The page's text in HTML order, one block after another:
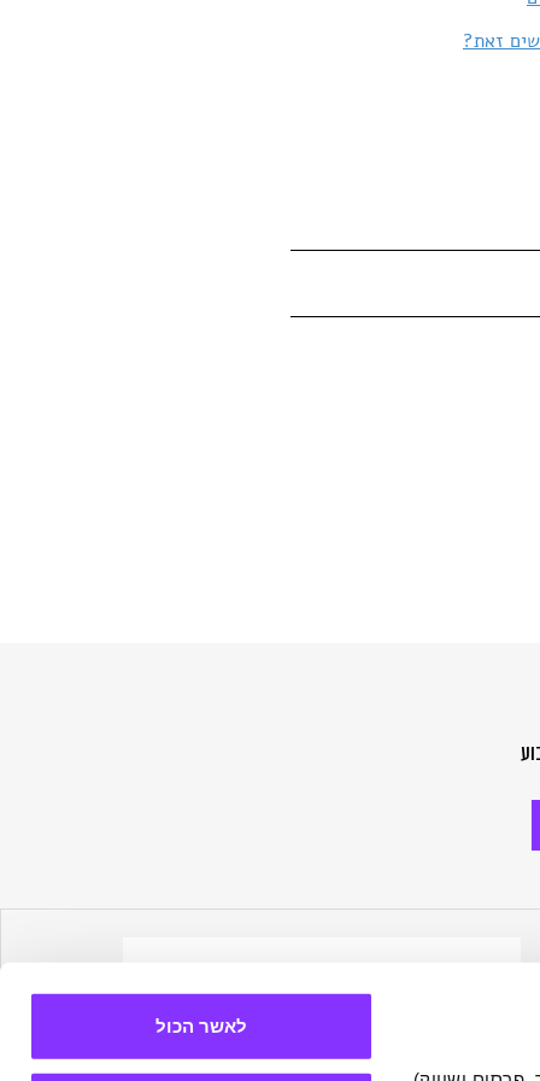
לאשר הכול
זאת?